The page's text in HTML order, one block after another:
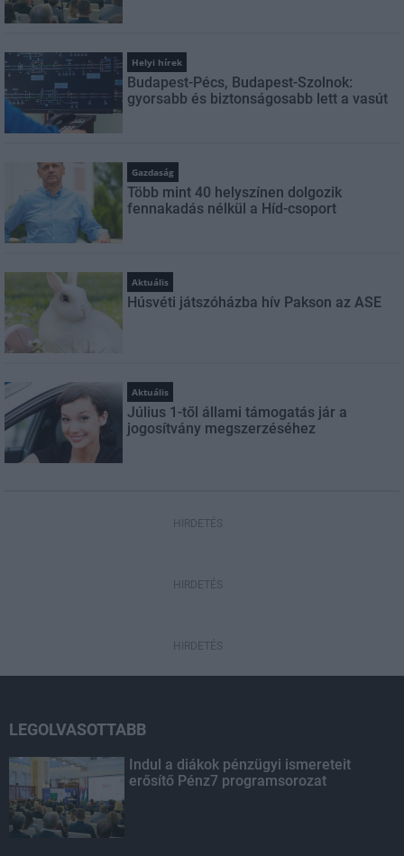
Helyi hírek
Budapest-Pécs, Budapest-Szolnok:
gyorsabb és biztonságosabb lett a vasút
Gazdaság
Több mint 40 helyszínen dolgozik
fennakadás nélkül a Híd-csoport
Aktuális
Húsvéti játszóházba hív Pakson az ASE
Aktuális
Július 1-től állami támogatás jár a
jogosítvány megszerzéséhez
HIRDETÉS
HIRDETÉS
HIRDETÉS
LEGOLVASOTTABB
Indul a diákok pénzügyi ismereteit
erősítő Pénz7 programsorozat